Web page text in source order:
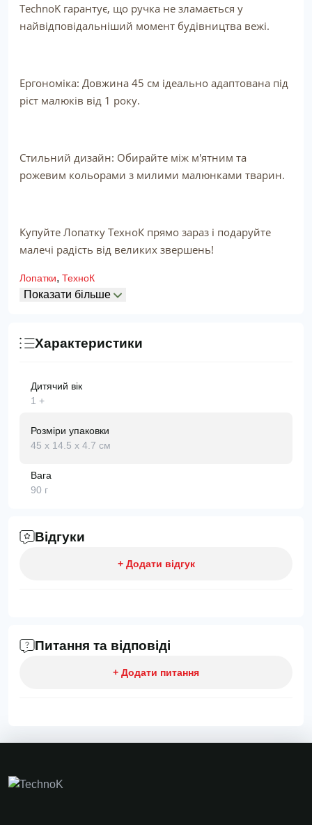
TechnoK гарантує, що ручка не зламається у
найвідповідальніший момент будівництва вежі.
Ергономіка: Довжина 45 см ідеально адаптована під
ріст малюків від 1 року.
Стильний дизайн: Обирайте між м'ятним та
рожевим кольорами з милими малюнками тварин.
Купуйте Лопатку ТехноК прямо зараз і подаруйте
малечі радість від великих звершень!
Лопатки, ТехноК
Показати більше
Характеристики
Дитячий вік
1 +
Розміри упаковки
45 х 14.5 х 4.7 см
Вага
90 г
Відгуки
+ Додати відгук
Питання та відповіді
+ Додати питання